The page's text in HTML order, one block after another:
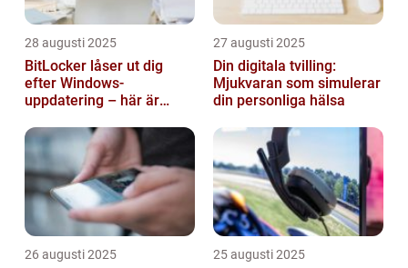
28 augusti 2025
BitLocker låser ut dig
efter Windows-
uppdatering – här är
27 augusti 2025
Din digitala tvilling:
Mjukvaran som simulerar
din personliga hälsa
26 augusti 2025 25 augusti 2025